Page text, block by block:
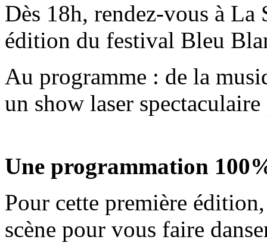
Dès 18h, rendez-vous à
édition du festival Bleu
Au programme : de la
un show laser
Une programmation
Pour cette première
scène pour vous faire